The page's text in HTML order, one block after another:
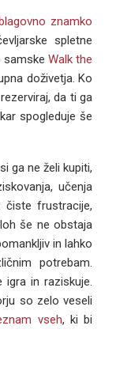
znamko
spletne
samske Walk the
doživetja. Ko
da ti ga
spogleduje še
ga ne želi kupiti,
učenja
čiste frustracije,
še ne obstaja
in lahko
potrebam.
igra in raziskuje.
so zelo veseli
vseh, ki bi